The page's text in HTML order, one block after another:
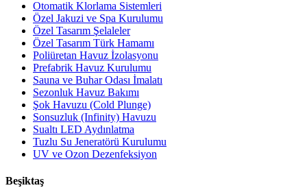
Otomatik Klorlama Sistemleri
Özel Jakuzi ve Spa Kurulumu
Özel Tasarım Şelaleler
Özel Tasarım Türk Hamamı
Poliüretan Havuz İzolasyonu
Prefabrik Havuz Kurulumu
Sauna ve Buhar Odası İmalatı
Sezonluk Havuz Bakımı
Şok Havuzu (Cold Plunge)
Sonsuzluk (Infinity) Havuzu
Sualtı LED Aydınlatma
Tuzlu Su Jeneratörü Kurulumu
UV ve Ozon Dezenfeksiyon
Beşiktaş